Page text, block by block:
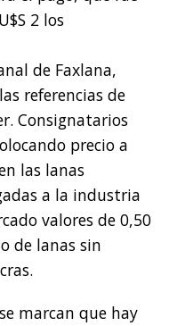
2 los
de Faxlana,
referencias de
Consignatarios
precio a
las lanas
a la industria
valores de 0,50
de lanas sin
marcan que hay